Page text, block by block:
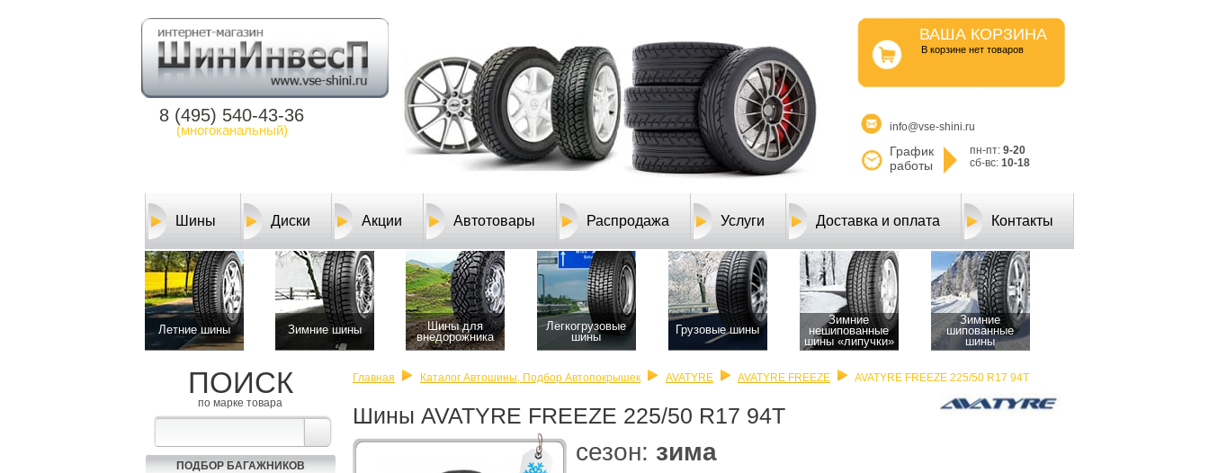
8 (495) 540-43-36
(многоканальный)
ВАША КОРЗИНА
B корзине нет товаров
info@vse-shini.ru
График
работы
пн-пт: 9-20
сб-вс: 10-18
Шины Диски Акции Автотовары Распродажа Услуги Доставка и оплата Контакты
Летние шины Зимние шины
Шины для
внедорожника
Легкогрузовые
шины
Грузовые шины
Зимние
нешипованные
шины «липучки»
Зимние
шипованные
шины
ПОИСК
по марке товара
ПОДБОР БАГАЖНИКОВ
Главная Каталог Автошины, Подбор Автопокрышек AVATYRE AVATYRE FREEZE AVATYRE FREEZE 225/50 R17 94T
Шины AVATYRE FREEZE 225/50 R17 94T
cезон: зима